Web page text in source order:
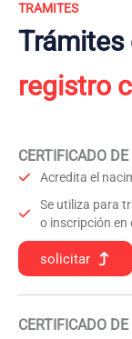
TRAMITES
Trámites
registro
CERTIFICADO
Acredita el
Se utiliza para
o inscripción en
solicitar
CERTIFICADO